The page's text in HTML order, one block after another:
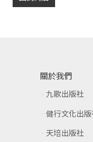
關於我們
九歌出版社
健行文化出
天培出版社